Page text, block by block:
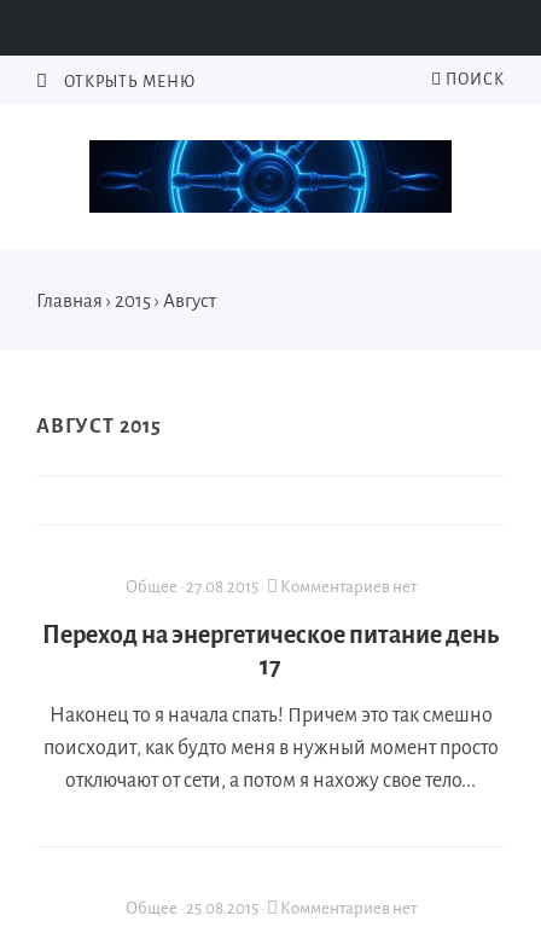
ОТКРЫТЬ МЕНЮ ПОИСК
Главная › 2015› Август
АВГУСТ 2015
Общее · 27.08.2015· Комментариев нет
Переход на энергетическое питание день
17
Наконец то я начала спать! Причем это так смешно
поисходит, как будто меня в нужный момент просто
отключают от сети, а потом я нахожу свое тело...
Общее · 25.08.2015· Комментариев нет